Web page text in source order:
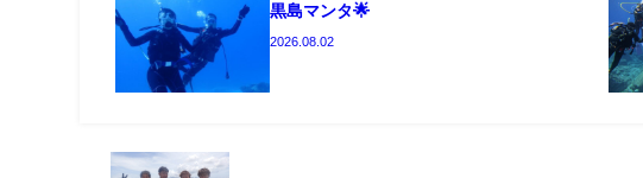
黒島マンタ🌟
2026.08.02